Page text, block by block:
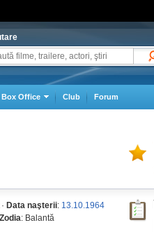
Box Office Club Forum
Data naşterii: 13.10.1964
Zodia: Balantă